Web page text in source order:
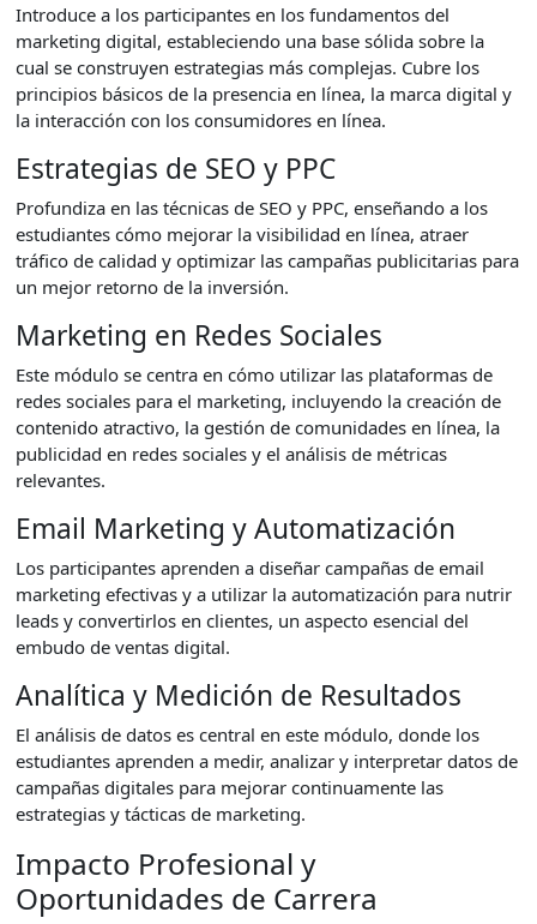
Introduce a los participantes en los fundamentos del
marketing digital, estableciendo una base sólida sobre la
cual se construyen estrategias más complejas. Cubre los
principios básicos de la presencia en línea, la marca digital y
la interacción con los consumidores en línea.
Estrategias de SEO y PPC
Profundiza en las técnicas de SEO y PPC, enseñando a los
estudiantes cómo mejorar la visibilidad en línea, atraer
tráfico de calidad y optimizar las campañas publicitarias para
un mejor retorno de la inversión.
Marketing en Redes Sociales
Este módulo se centra en cómo utilizar las plataformas de
redes sociales para el marketing, incluyendo la creación de
contenido atractivo, la gestión de comunidades en línea, la
publicidad en redes sociales y el análisis de métricas
relevantes.
Email Marketing y Automatización
Los participantes aprenden a diseñar campañas de email
marketing efectivas y a utilizar la automatización para nutrir
leads y convertirlos en clientes, un aspecto esencial del
embudo de ventas digital.
Analítica y Medición de Resultados
El análisis de datos es central en este módulo, donde los
estudiantes aprenden a medir, analizar y interpretar datos de
campañas digitales para mejorar continuamente las
estrategias y tácticas de marketing.
Impacto Profesional y
Oportunidades de Carrera